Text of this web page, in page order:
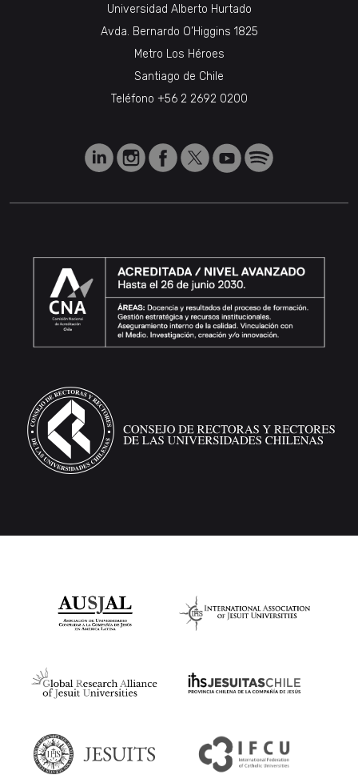
Universidad Alberto Hurtado
Avda. Bernardo O’Higgins 1825
Metro Los Héroes
Santiago de Chile
Teléfono +56 2 2692 0200